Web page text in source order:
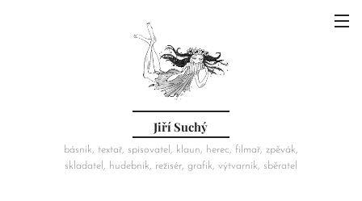
Jiří Suchý
básník, textař, spisovatel, klaun, herec, filmař, zpěvák,
skladatel, hudebník, režisér, grafik, výtvarník, sběratel